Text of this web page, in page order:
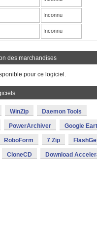
Inconnu
Inconnu
des marchandises
pour ce logiciel.
WinZip Daemon Tools
PowerArchiver Google
RoboForm 7 Zip
CloneCD Download